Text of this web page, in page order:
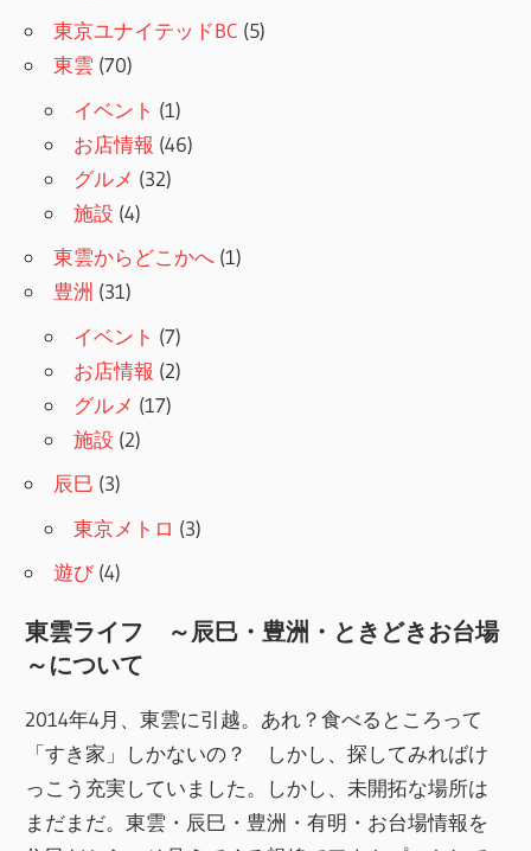
東京ユナイテッドBC (5)
東雲 (70)
イベント (1)
お店情報 (46)
グルメ (32)
施設 (4)
東雲からどこかへ (1)
豊洲 (31)
イベント (7)
お店情報 (2)
グルメ (17)
施設 (2)
辰巳 (3)
東京メトロ (3)
遊び (4)
東雲ライフ ～辰巳・豊洲・ときどきお台場
～について
2014年4月、東雲に引越。あれ？食べるところって
「すき家」しかないの？ しかし、探してみればけ
っこう充実していました。しかし、未開拓な場所は
まだまだ。東雲・辰巳・豊洲・有明・お台場情報を